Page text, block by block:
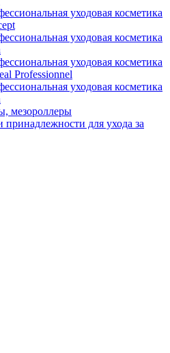
уходовая косметика
уходовая косметика
уходовая косметика
Professionnel
уходовая косметика
мезороллеры
принадлежности для ухода за